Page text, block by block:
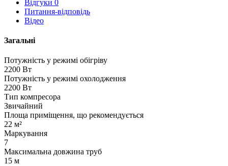
Відгуки 0
Питання-відповідь
Відео
Загальні
Потужність у режимі обігріву
2200 Вт
Потужність у режимі охолодження
2200 Вт
Тип компресора
Звичайний
Площа приміщення, що рекомендується
22 м²
Маркування
7
Максимальна довжина труб
15 м